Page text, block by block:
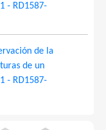
- RD1587-
de la
de un
- RD1587-